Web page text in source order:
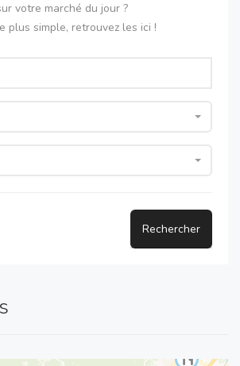
votre marché du jour ?
plus simple, retrouvez les ici !
Rechercher